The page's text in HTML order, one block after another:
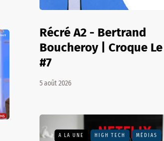
Récré A2 - Bertrand
Boucheroy | Croque
#7
5 août 2026
A LA UNE HIGH TECH MÉDIAS